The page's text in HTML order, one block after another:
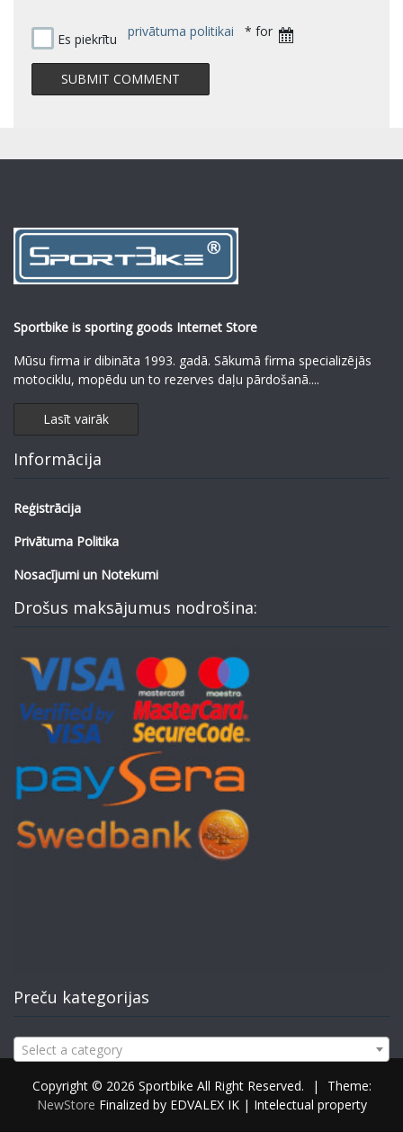
Es piekrītu privātuma politikai * for
Sportbike is sporting goods Internet Store
Mūsu firma ir dibināta 1993. gadā. Sākumā firma specializējās
motociklu, mopēdu un to rezerves daļu pārdošanā....
Lasīt vairāk
Informācija
Reģistrācija
Privātuma Politika
Nosacījumi un Notekumi
Drošus maksājumus nodrošina:
Preču kategorijas
Select a category
Copyright © 2026 Sportbike All Right Reserved. |
Theme:
NewStore Finalized by EDVALEX IK | Intelectual property